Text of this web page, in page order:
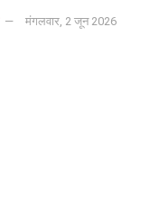
मंगलवार, 2 जून 2026